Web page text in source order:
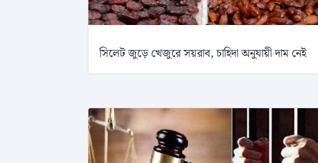
সিলেট জুড়ে খেজুরে সয়রাব, চাহিদা অনুযায়ী দাম নেই